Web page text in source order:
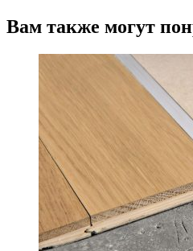
Вам также могут